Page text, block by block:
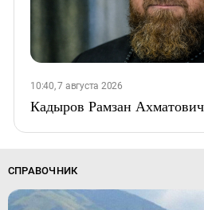
10:40, 7 августа 2026
Кадыров Рамзан Ахматович
СПРАВОЧНИК